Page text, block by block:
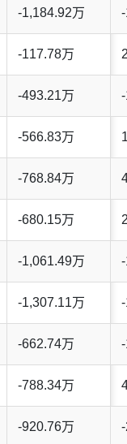
-1,184.92万
-117.78万
-493.21万
-566.83万
-768.84万
-680.15万
-1,061.49万
-1,307.11万
-662.74万
-788.34万
-920.76万